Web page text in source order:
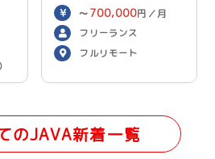
〜 700,000円／月
フリーランス
フルリモート
のJAVA新着一覧